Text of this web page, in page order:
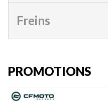
Freins
PROMOTIONS